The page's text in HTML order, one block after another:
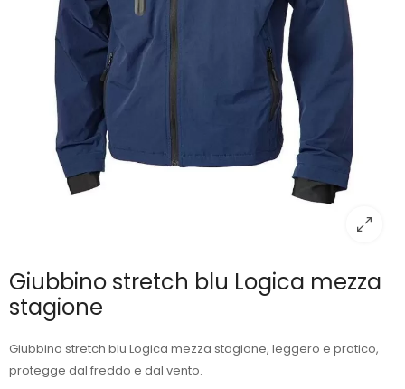
Giubbino stretch blu Logica mezza
stagione
Giubbino stretch blu Logica mezza stagione, leggero e pratico,
protegge dal freddo e dal vento.